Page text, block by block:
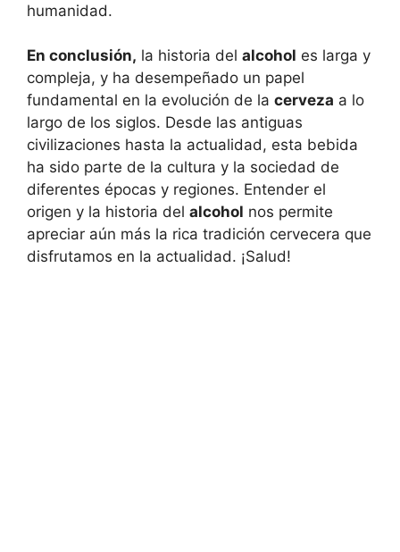
humanidad.
En conclusión, la historia del alcohol es larga y
compleja, y ha desempeñado un papel
fundamental en la evolución de la cerveza a lo
largo de los siglos. Desde las antiguas
civilizaciones hasta la actualidad, esta bebida
ha sido parte de la cultura y la sociedad de
diferentes épocas y regiones. Entender el
origen y la historia del alcohol nos permite
apreciar aún más la rica tradición cervecera que
disfrutamos en la actualidad. ¡Salud!